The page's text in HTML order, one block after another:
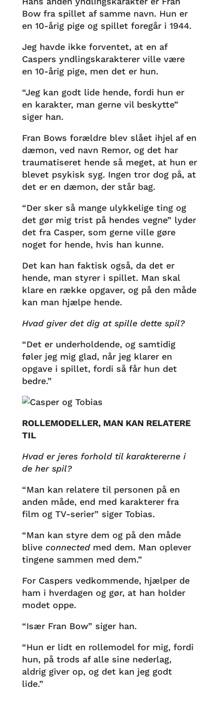
Bow fra spillet af samme navn. Hun er
en 10-årig pige og spillet foregår i 1944.
Jeg havde ikke forventet, at en af
Caspers yndlingskarakterer ville være
en 10-årig pige, men det er hun.
“Jeg kan godt lide hende, fordi hun er
en karakter, man gerne vil beskytte”
siger han.
Fran Bows forældre blev slået ihjel af en
dæmon, ved navn Remor, og det har
traumatiseret hende så meget, at hun er
blevet psykisk syg. Ingen tror dog på, at
det er en dæmon, der står bag.
“Der sker så mange ulykkelige ting og
det gør mig trist på hendes vegne” lyder
det fra Casper, som gerne ville gøre
noget for hende, hvis han kunne.
Det kan han faktisk også, da det er
hende, man styrer i spillet. Man skal
klare en række opgaver, og på den måde
kan man hjælpe hende.
Hvad giver det dig at spille dette spil?
“Det er underholdende, og samtidig
føler jeg mig glad, når jeg klarer en
opgave i spillet, fordi så får hun det
bedre.”
ROLLEMODELLER, MAN KAN RELATERE
TIL
Hvad er jeres forhold til karaktererne i
de her spil?
“Man kan relatere til personen på en
anden måde, end med karakterer fra
film og TV-serier” siger Tobias.
“Man kan styre dem og på den måde
blive connected med dem. Man oplever
tingene sammen med dem.”
For Caspers vedkommende, hjælper de
ham i hverdagen og gør, at han holder
modet oppe.
“Især Fran Bow” siger han.
“Hun er lidt en rollemodel for mig, fordi
hun, på trods af alle sine nederlag,
aldrig giver op, og det kan jeg godt
lide.”